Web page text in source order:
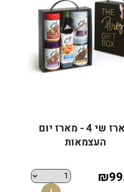
מארז שי 4 - מארז יום
העצמאות